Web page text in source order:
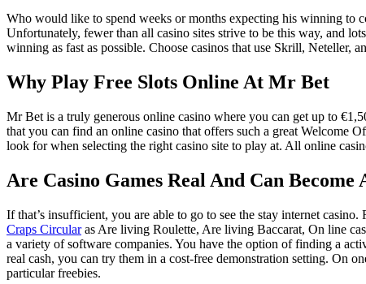
Who would like to spend weeks or months expecting his winning to
Unfortunately, fewer than all casino sites strive to be this way, and
winning as fast as possible. Choose casinos that use Skrill, Neteller,
Why Play Free Slots Online At Mr Bet
Mr Bet is a truly generous online casino where you can get up to
that you can find an online casino that offers such a great Welcome
look for when selecting the right casino site to play at. All online
Are Casino Games Real And Can Become
If that’s insufficient, you are able to go to see the stay internet
Craps Circularas Are living Roulette, Are living Baccarat, On line
a variety of software companies. You have the option of finding a
real cash, you can try them in a cost-free demonstration setting. On
particular freebies.